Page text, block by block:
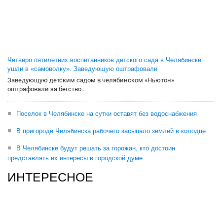
Четверо пятилетних воспитанников детского сада в Челябинске
ушли в «самоволку». Заведующую оштрафовали
Заведующую детским садом в челябинском «Ньютон»
оштрафовали за бегство...
Поселок в Челябинске на сутки оставят без водоснабжения
В пригороде Челябинска рабочего засыпало землей в колодце
В Челябинске будут решать за горожан, кто достоин
представлять их интересы в городской думе
ИНТЕРЕСНОЕ